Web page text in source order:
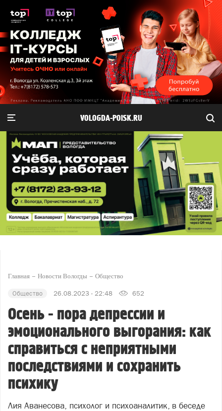
VOLOGDA-POISK.RU
Главная Новости Вологды Общество
Общество 26.08.2023 - 22:48 652
Осень - пора депрессии и
эмоционального выгорания: как
справиться с неприятными
последствиями и сохранить
психику
Лия Аванесова, психолог и психоаналитик, в беседе